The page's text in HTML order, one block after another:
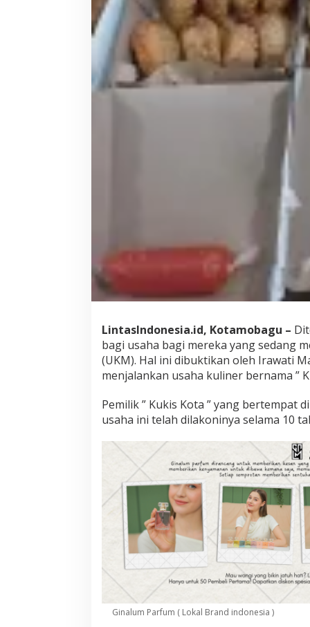
LintasIndonesia.id, Kotamobagu –
bagi usaha bagi mereka yang sedang
(UKM). Hal ini dibuktikan oleh Irawati
menjalankan usaha kuliner bernama ”
Pemilik ” Kukis Kota ” yang bertempat
usaha ini telah dilakoninya selama 10
Ginalum Parfum ( Lokal Brand indonesia )